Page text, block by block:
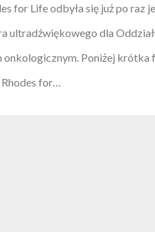
for Life odbyła się już po raz
ultradźwiękowego dla
onkologicznym. Poniżej
for…